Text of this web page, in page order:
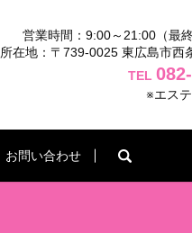
営業時間：9:00～21:00（最
所在地：〒739-0025 東広島市西
TEL
※エス
お問い合わせ